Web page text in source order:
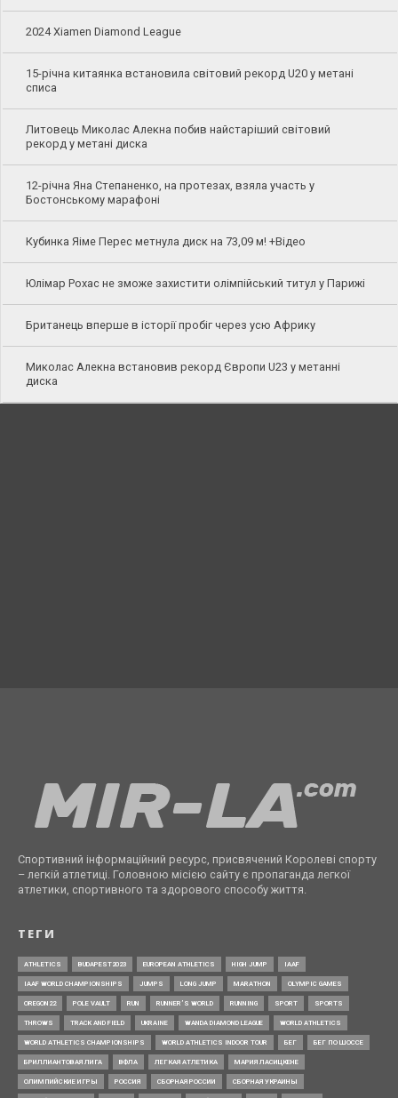
2024 Xiamen Diamond League
15-річна китаянка встановила світовий рекорд U20 у метані
списа
Литовець Миколас Алекна побив найстаріший світовий
рекорд у метані диска
12-річна Яна Степаненко, на протезах, взяла участь у
Бостонському марафоні
Кубинка Яіме Перес метнула диск на 73,09 м! +Відео
Юлімар Рохас не зможе захистити олімпійський титул у Парижі
Британець вперше в історії пробіг через усю Африку
Миколас Алекна встановив рекорд Європи U23 у метанні
диска
Спортивний інформаційний ресурс, присвячений Королеві спорту
– легкій атлетиці. Головною місією сайту є пропаганда легкої
атлетики, спортивного та здорового способу життя.
ТЕГИ
ATHLETICS BUDAPEST2023 EUROPEAN ATHLETICS HIGH JUMP IAAF
IAAF WORLD CHAMPIONSHIPS JUMPS LONG JUMP MARATHON OLYMPIC GAMES
OREGON22 POLE VAULT RUN RUNNER’S WORLD RUNNING SPORT SPORTS
THROWS TRACK AND FIELD UKRAINE WANDA DIAMOND LEAGUE WORLD ATHLETICS
WORLD ATHLETICS CHAMPIONSHIPS WORLD ATHLETICS INDOOR TOUR БЕГ БЕГ ПО ШОССЕ
БРИЛЛИАНТОВАЯ ЛИГА ВФЛА ЛЕГКАЯ АТЛЕТИКА МАРИЯ ЛАСИЦКЕНЕ
ОЛИМПИЙСКИЕ ИГРЫ РОССИЯ СБОРНАЯ РОССИИ СБОРНАЯ УКРАИНЫ